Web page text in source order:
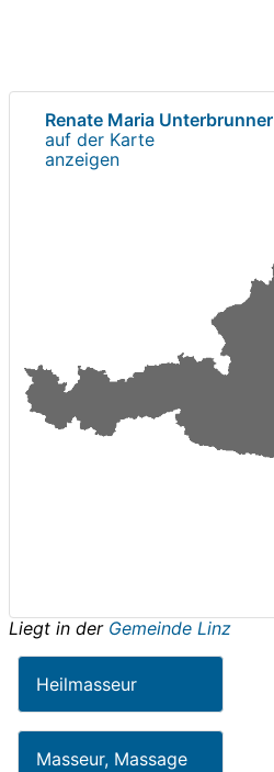
Renate Maria Unterbrunner
auf der Karte
anzeigen
Liegt in der Gemeinde Linz
Heilmasseur
Masseur, Massage